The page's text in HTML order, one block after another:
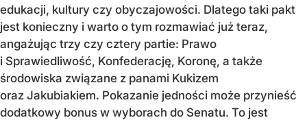
edukacji, kultury czy obyczajowości. Dlatego taki pakt
jest konieczny i warto o tym rozmawiać już teraz,
angażując trzy czy cztery partie: Prawo
i Sprawiedliwość, Konfederację, Koronę, a także
środowiska związane z panami Kukizem
oraz Jakubiakiem. Pokazanie jedności może przynieść
dodatkowy bonus w wyborach do Senatu. To jest